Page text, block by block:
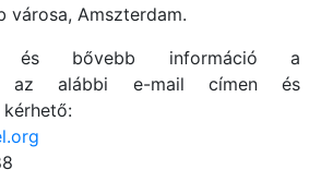
városa, Amszterdam.
és bővebb információ a
az alábbi e-mail címen és